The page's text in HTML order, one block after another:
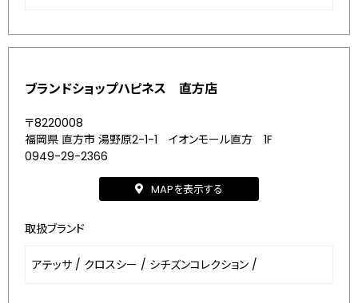
ブランドショップハピネス 直方店
〒8220008
福岡県 直方市 湯野原2-1-1 イオンモール直方 1F
0949-29-2366
MAPを表示する
取扱ブランド
アテッサ / クロスシー / シチズンコレクション /